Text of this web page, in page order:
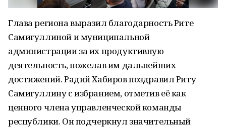
Глава региона выразил благодарность Рите
Самигуллиной и муниципальной
администрации за их продуктивную
деятельность, пожелав им дальнейших
достижений. Радий Хабиров поздравил Риту
Самигуллину с избранием, отметив её как
ценного члена управленческой команды
республики. Он подчеркнул значительный